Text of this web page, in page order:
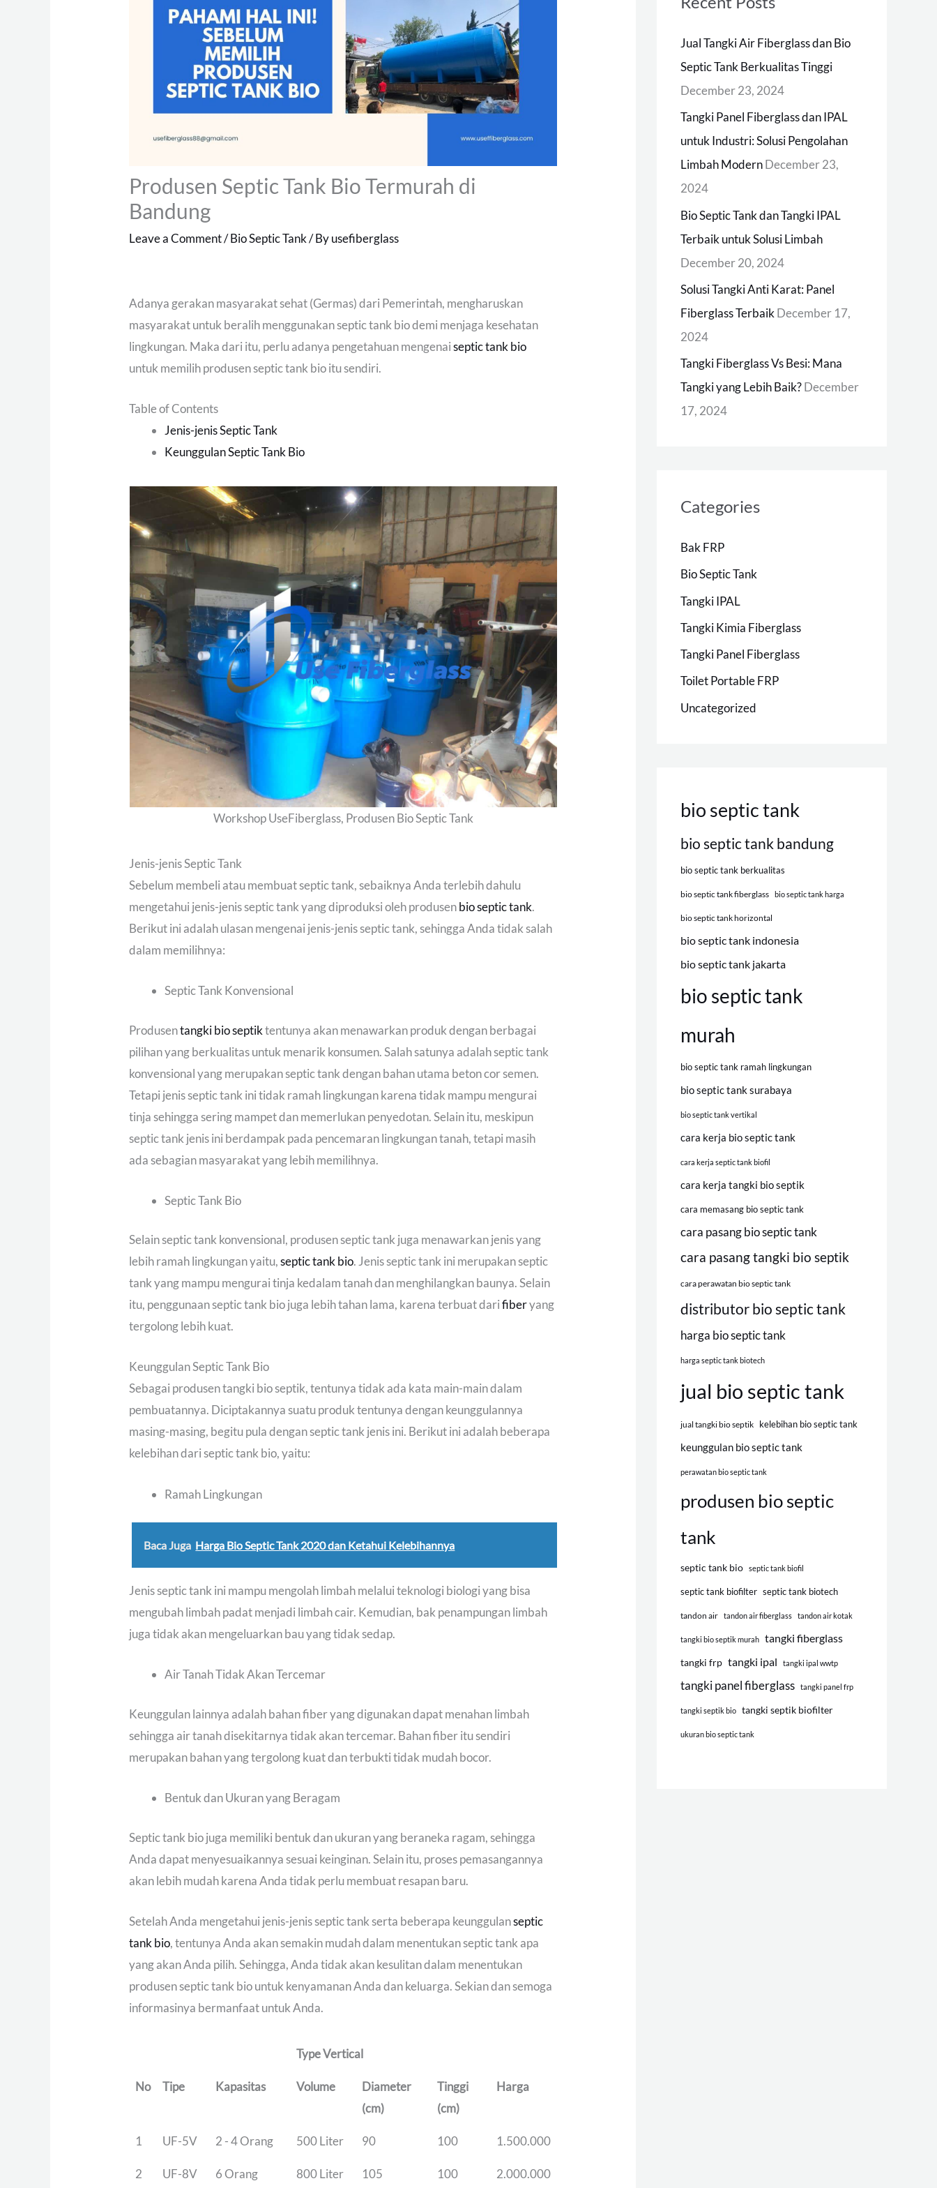
Produsen Septic Tank Bio Termurah di
Bandung
Leave a Comment/Bio Septic Tank/ Byusefiberglass
Adanya gerakan masyarakat sehat (Germas) dari Pemerintah, mengharuskan
masyarakat untuk beralih menggunakan septic tank bio demi menjaga kesehatan
lingkungan. Maka dari itu, perlu adanya pengetahuan mengenaiseptic tank bio
untuk memilih produsen septic tank bio itu sendiri.
Table of Contents
Jenis-jenis Septic Tank
Keunggulan Septic Tank Bio
Workshop UseFiberglass, Produsen Bio Septic Tank
Jenis-jenis Septic Tank
Sebelum membeli atau membuat septic tank, sebaiknya Anda terlebih dahulu
mengetahui jenis-jenis septic tank yang diproduksi oleh produsenbio septic tank.
Berikut ini adalah ulasan mengenai jenis-jenis septic tank, sehingga Anda tidak salah
dalam memilihnya:
Septic Tank Konvensional
Produsentangki bio septiktentunya akan menawarkan produk dengan berbagai
pilihan yang berkualitas untuk menarik konsumen. Salah satunya adalah septic tank
konvensional yang merupakan septic tank dengan bahan utama beton cor semen.
Tetapi jenis septic tank ini tidak ramah lingkungan karena tidak mampu mengurai
tinja sehingga sering mampet dan memerlukan penyedotan. Selain itu, meskipun
septic tank jenis ini berdampak pada pencemaran lingkungan tanah, tetapi masih
ada sebagian masyarakat yang lebih memilihnya.
Septic Tank Bio
Selain septic tank konvensional, produsen septic tank juga menawarkan jenis yang
lebih ramah lingkungan yaitu,septic tank bio. Jenis septic tank ini merupakan septic
tank yang mampu mengurai tinja kedalam tanah dan menghilangkan baunya. Selain
itu, penggunaan septic tank bio juga lebih tahan lama, karena terbuat darifiberyang
tergolong lebih kuat.
Keunggulan Septic Tank Bio
Sebagai produsen tangki bio septik, tentunya tidak ada kata main-main dalam
pembuatannya. Diciptakannya suatu produk tentunya dengan keunggulannya
masing-masing, begitu pula dengan septic tank jenis ini. Berikut ini adalah beberapa
kelebihan dari septic tank bio, yaitu:
Ramah Lingkungan
Baca Juga Harga Bio Septic Tank 2020 dan Ketahui Kelebihannya
Jenis septic tank ini mampu mengolah limbah melalui teknologi biologi yang bisa
mengubah limbah padat menjadi limbah cair. Kemudian, bak penampungan limbah
juga tidak akan mengeluarkan bau yang tidak sedap.
Air Tanah Tidak Akan Tercemar
Keunggulan lainnya adalah bahan fiber yang digunakan dapat menahan limbah
sehingga air tanah disekitarnya tidak akan tercemar. Bahan fiber itu sendiri
merupakan bahan yang tergolong kuat dan terbukti tidak mudah bocor.
Bentuk dan Ukuran yang Beragam
Septic tank bio juga memiliki bentuk dan ukuran yang beraneka ragam, sehingga
Anda dapat menyesuaikannya sesuai keinginan. Selain itu, proses pemasangannya
akan lebih mudah karena Anda tidak perlu membuat resapan baru.
Setelah Anda mengetahui jenis-jenis septic tank serta beberapa keunggulanseptic
tank bio, tentunya Anda akan semakin mudah dalam menentukan septic tank apa
yang akan Anda pilih. Sehingga, Anda tidak akan kesulitan dalam menentukan
produsen septic tank bio untuk kenyamanan Anda dan keluarga. Sekian dan semoga
informasinya bermanfaat untuk Anda.
Type Vertical
No Tipe Kapasitas Volume
Diameter
(cm)
Tinggi
(cm)
Harga
1 UF-5V 2 - 4 Orang 500 Liter 90 100 1.500.000
2 UF-8V 6 Orang 800 Liter 105 100 2.000.000
f
o
r
Jual Tangki Air Fiberglass dan Bio
Septic Tank Berkualitas Tinggi
December 23, 2024
Tangki Panel Fiberglass dan IPAL
untuk Industri: Solusi Pengolahan
Limbah ModernDecember 23,
2024
Bio Septic Tank dan Tangki IPAL
Terbaik untuk Solusi Limbah
December 20, 2024
Solusi Tangki Anti Karat: Panel
Fiberglass TerbaikDecember 17,
2024
Tangki Fiberglass Vs Besi: Mana
Tangki yang Lebih Baik?December
17, 2024
Categories
Bak FRP
Bio Septic Tank
Tangki IPAL
Tangki Kimia Fiberglass
Tangki Panel Fiberglass
Toilet Portable FRP
Uncategorized
bio septic tank
bio septic tank bandung
bio septic tank berkualitas
bio septic tank fiberglass bio septic tank harga
bio septic tank horizontal
bio septic tank indonesia
bio septic tank jakarta
bio septic tank
murah
bio septic tank ramah lingkungan
bio septic tank surabaya
bio septic tank vertikal
cara kerja bio septic tank
cara kerja septic tank biofil
cara kerja tangki bio septik
cara memasang bio septic tank
cara pasang bio septic tank
cara pasang tangki bio septik
cara perawatan bio septic tank
distributor bio septic tank
harga bio septic tank
harga septic tank biotech
jual bio septic tank
jual tangki bio septik kelebihan bio septic tank
keunggulan bio septic tank
perawatan bio septic tank
produsen bio septic
tank
septic tank bio septic tank biofil
septic tank biofilter septic tank biotech
tandon air tandon air fiberglass tandon air kotak
tangki bio septik murah tangki fiberglass
tangki frp tangki ipal tangki ipal wwtp
tangki panel fiberglass tangki panel frp
tangki septik bio tangki septik biofilter
ukuran bio septic tank